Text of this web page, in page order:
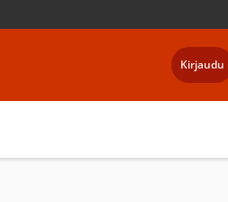
Kirjaudu